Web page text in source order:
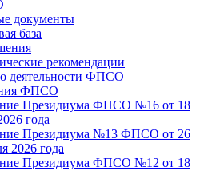
документы
база
рекомендации
деятельности ФПСО
ФПСО
Президиума ФПСО №16 от 18
года
Президиума №13 ФПСО от 26
2026 года
Президиума ФПСО №12 от 18